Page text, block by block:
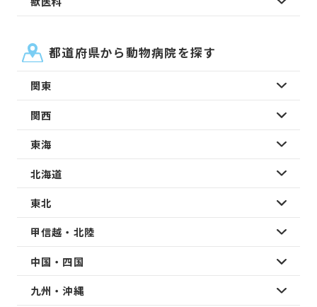
都道府県から動物病院を探す
関東
関西
東海
北海道
東北
甲信越・北陸
中国・四国
九州・沖縄